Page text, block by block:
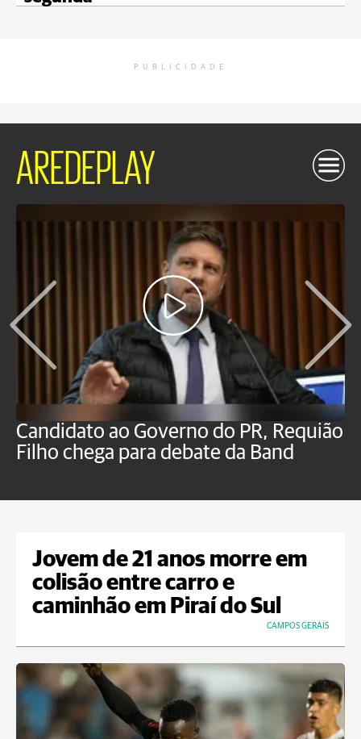
PUBLICIDADE
AREDEPLAY
Candidato ao Governo do PR, Requião
Filho chega para debate da Band
Jovem de 21 anos morre em
colisão entre carro e
caminhão em Piraí do Sul
CAMPOS GERAIS